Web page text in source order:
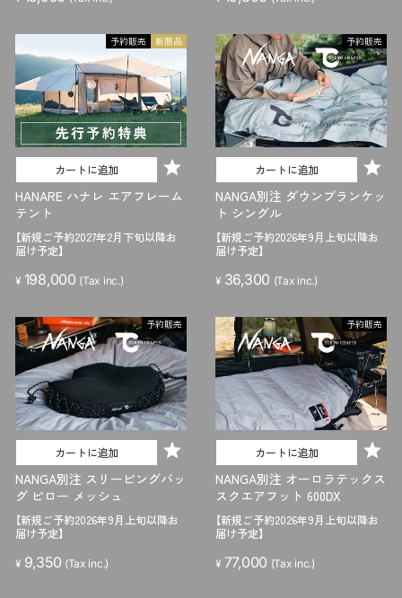
新商品
予約販売
カートに追加
HANARE ハナレ エアフレーム
テント
【新規ご予約2027年2月下旬以降お
届け予定】
¥ 198,000 (Tax inc.)
予約販売
カートに追加
NANGA別注 ダウンブランケッ
ト シングル
【新規ご予約2026年9月上旬以降お
届け予定】
¥ 36,300 (Tax inc.)
予約販売
カートに追加
NANGA別注 スリーピングバッ
グ ピロー メッシュ
【新規ご予約2026年9月上旬以降お
届け予定】
¥ 9,350 (Tax inc.)
予約販売
カートに追加
NANGA別注 オーロラテックス
スクエアフット 600DX
【新規ご予約2026年9月上旬以降お
届け予定】
¥ 77,000 (Tax inc.)